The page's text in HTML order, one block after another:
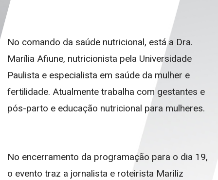
No comando da saúde nutricional, está a Dra.
Marília Afiune, nutricionista pela Universidade
Paulista e especialista em saúde da mulher e
fertilidade. Atualmente trabalha com gestantes e
pós-parto e educação nutricional para mulheres.
No encerramento da programação para o dia 19,
o evento traz a jornalista e roteirista Mariliz